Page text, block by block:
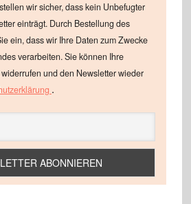
wir sicher, dass kein Unbefugter
einträgt. Durch Bestellung des
ein, dass wir Ihre Daten zum Zwecke
verarbeiten. Sie können Ihre
und den Newsletter wieder
.